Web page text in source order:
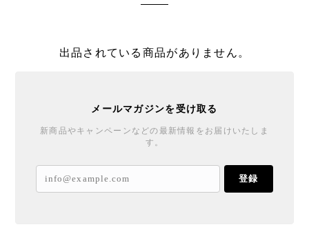
出品されている商品がありません。
メールマガジンを受け取る
新商品やキャンペーンなどの最新情報をお届けいたしま
す。
登録